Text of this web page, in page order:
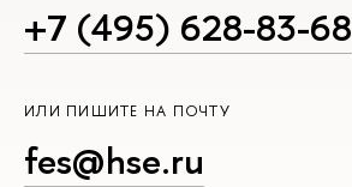
+7 (495) 628-83-68
ИЛИ ПИШИТЕ НА ПОЧТУ
fes@hse.ru